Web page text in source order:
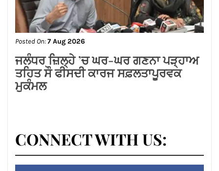
Posted On:7 Aug 2026
ਜਲੰਧਰ ਜ਼ਿਲ੍ਹੇ ’ਚ ਘਰ-ਘਰ ਗਣਨਾ ਪੜ੍ਹਾਅ
ਤਹਿਤ ਸੌ ਫੀਸਦੀ ਕਾਰਜ ਸਫ਼ਲਤਾਪੂਰਵਕ
ਮੁਕੰਮਲ
CONNECT WITH US: